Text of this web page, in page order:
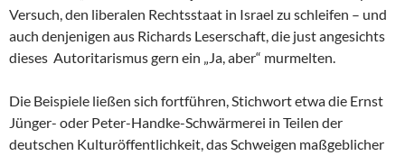
Versuch, den liberalen Rechtsstaat in Israel zu schleifen – und
auch denjenigen aus Richards Leserschaft, die just angesichts
dieses Autoritarismus gern ein „Ja, aber“ murmelten.
Die Beispiele ließen sich fortführen, Stichwort etwa die Ernst
Jünger- oder Peter-Handke-Schwärmerei in Teilen der
deutschen Kulturöffentlichkeit, das Schweigen maßgeblicher